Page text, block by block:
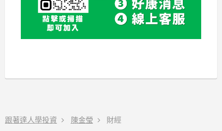
跟著達人學投資 陳金瑩 財經